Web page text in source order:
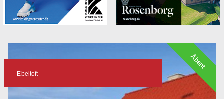
Ebeltoft
Åbent